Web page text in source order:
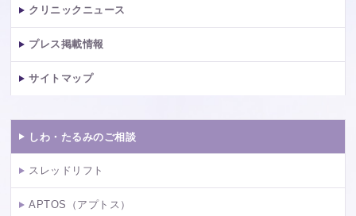
クリニックニュース
プレス掲載情報
サイトマップ
しわ・たるみのご相談
スレッドリフト
APTOS（アプトス）